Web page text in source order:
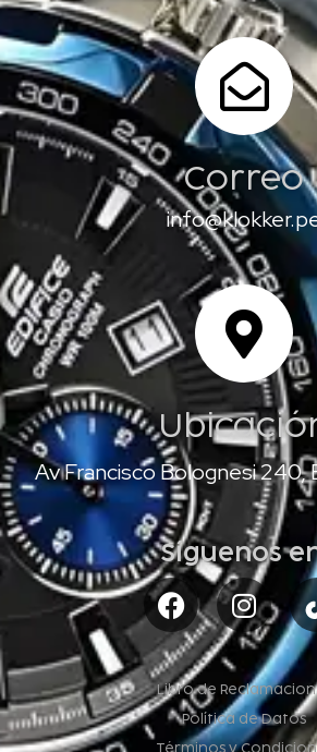
Correo
Av Francisco Bolognesi 240,
Síguenos
Libro de
Política de Datos
Términos y